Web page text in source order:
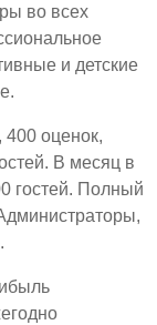
во всех
и детские
400 оценок,
В месяц в
гостей. Полный